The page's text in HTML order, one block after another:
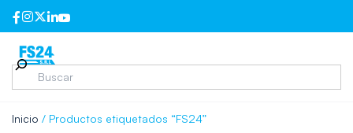
Inicio / Productos etiquetados “FS24”